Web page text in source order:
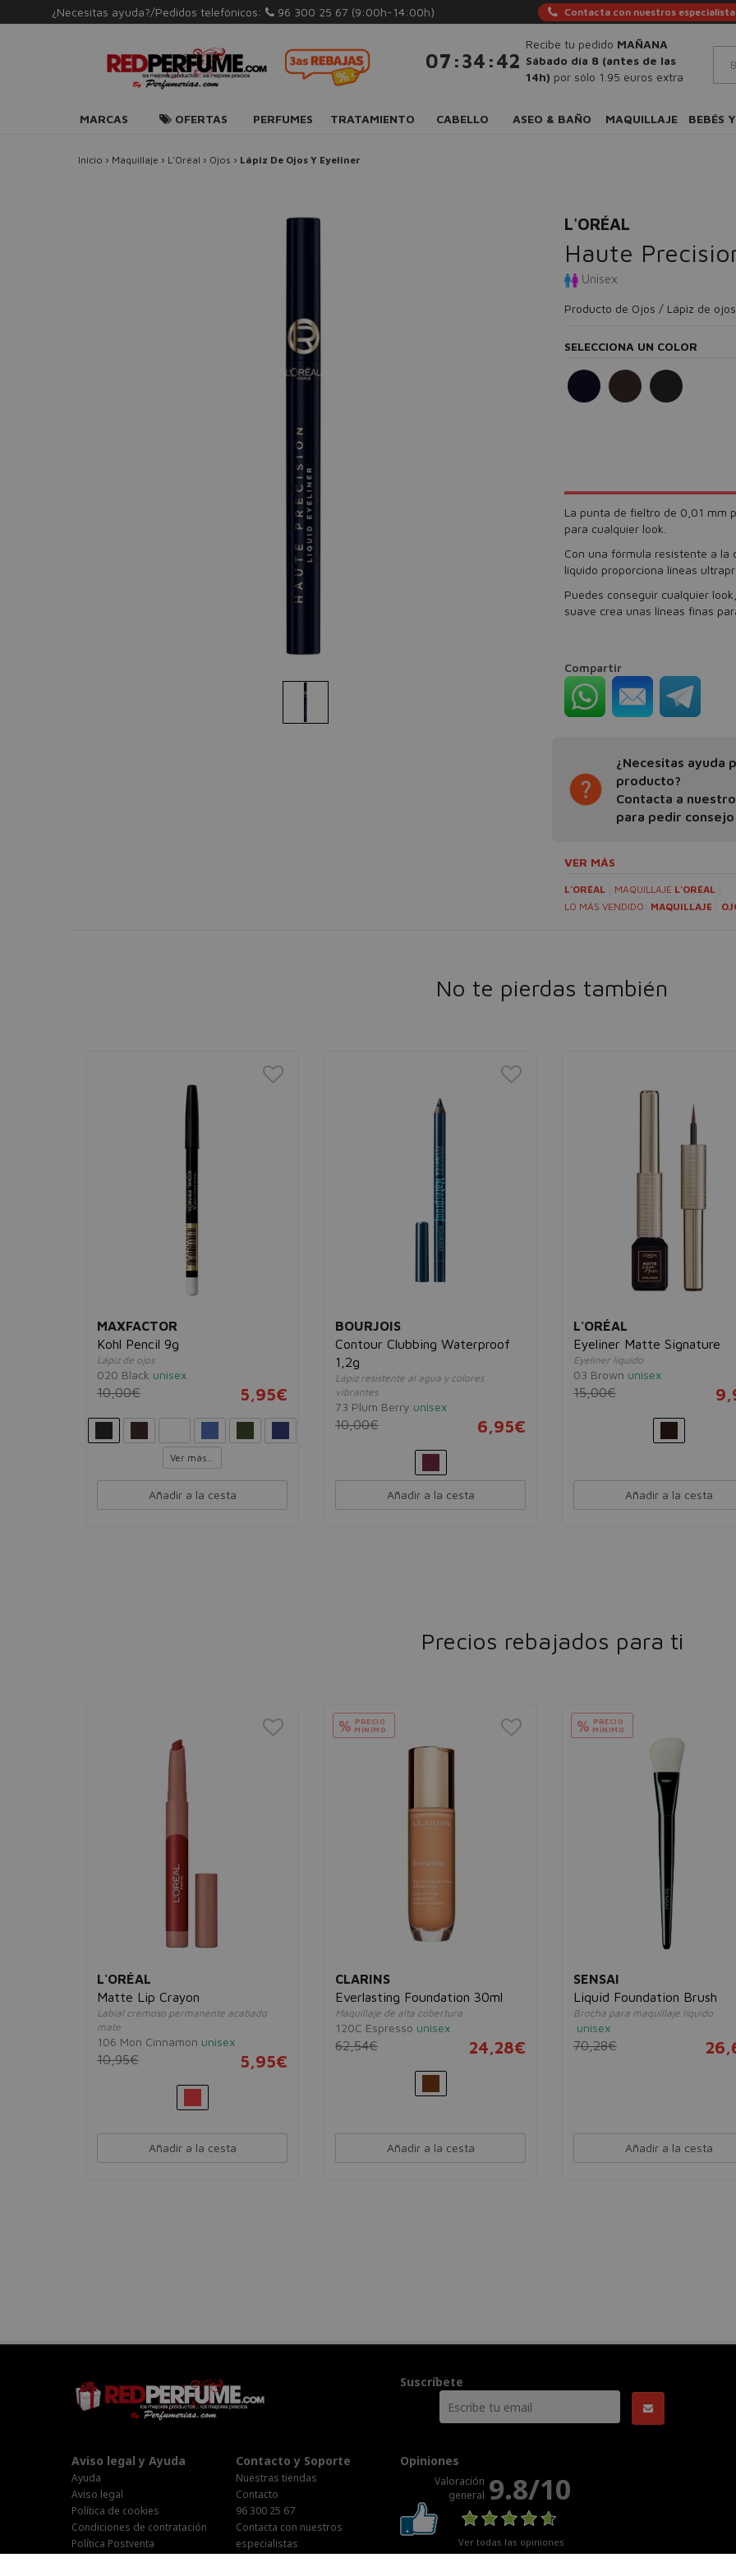
¿Necesitas ayuda?/Pedidos telefónicos: 96 300 25 67 (9:00h-14:00h) Contacta con nuestros
07 :34 :41
Recibe tu pedido MAÑANA
Sábado día 8 (antes de las
14h)por sólo 1.95 euros extra
MARCAS OFERTAS PERFUMES TRATAMIENTO CABELLO ASEO & BAÑO MAQUILLAJE BEBÉS
Inicio › Maquillaje › L'Oréal › Ojos › Lápiz De Ojos Y Eyeliner
L'ORÉAL
Haute
Unisex
Producto de Ojos / Lápiz de
SELECCIONA UN COLOR
La punta de fieltro de 0,01 mm
para cualquier look.
Con una fórmula resistente a
líquido proporciona líneas
Puedes conseguir cualquier
suave crea unas líneas finas
Compartir
¿Necesitas ayuda
producto?
Contacta a
para pedir consejo
VER MÁS
L'ORÉAL MAQUILLAJE L'ORÉAL
LO MÁS VENDIDO: MAQUILLAJE
No te pierdas también
MAXFACTOR
Kohl Pencil 9g
Lápiz de ojos
020 Black unisex
10,00€ 5,95€
Ver más...
Añadir a la cesta
BOURJOIS
Contour Clubbing Waterproof
1,2g
Lápiz resistente al agua y colores
vibrantes
73 Plum Berry unisex
10,00€ 6,95€
Añadir a la cesta
L'ORÉAL
Eyeliner Matte Signature
Eyeliner líquido
03 Brown unisex
15,00€
Añadir a la cesta
Precios rebajados para ti
L'ORÉAL
Matte Lip Crayon
Labial cremoso permanente acabado
mate
106 Mon Cinnamon unisex
10,95€ 5,95€
Añadir a la cesta
% PRECIO
MÍNIMO
CLARINS
Everlasting Foundation 30ml
Maquillaje de alta cobertura
120C Espresso unisex
62,54€ 24,28€
Añadir a la cesta
% PRECIO
MÍNIMO
SENSAI
Liquid Foundation Brush
Brocha para maquillaje líquido
unisex
70,28€
Añadir a la cesta
Suscríbete
Aviso legal y Ayuda
Ayuda
Aviso legal
Política de cookies
Condiciones de contratación
Política Postventa
Contacto y Soporte
Nuestras tiendas
Contacto
96 300 25 67
Contacta con nuestros
especialistas
Opiniones
Valoración
general 9.8/10
Ver todas las opiniones